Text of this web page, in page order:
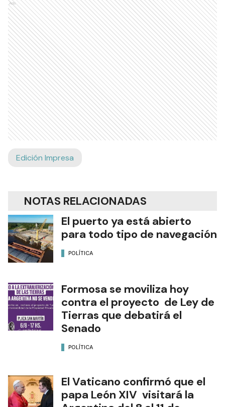
Ads
Edición Impresa
NOTAS RELACIONADAS
El puerto ya está abierto
para todo tipo de navegación
POLÍTICA
Formosa se moviliza hoy
contra el proyecto de Ley de
Tierras que debatirá el
Senado
POLÍTICA
El Vaticano confirmó que el
papa León XIV visitará la